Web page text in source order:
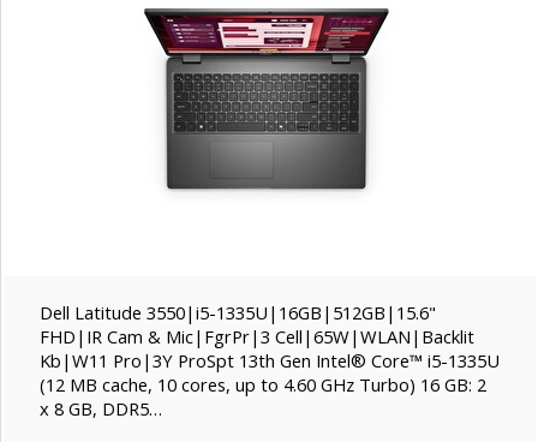
Dell Latitude 3550|i5-1335U|16GB|512GB|15.6"
FHD|IR Cam & Mic|FgrPr|3 Cell|65W|WLAN|Backlit
Kb|W11 Pro|3Y ProSpt 13th Gen Intel® Core™ i5-1335U
(12 MB cache, 10 cores, up to 4.60 GHz Turbo) 16 GB: 2
x 8 GB, DDR5…